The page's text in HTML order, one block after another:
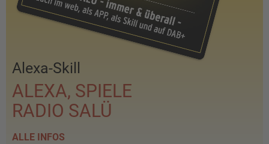
Alexa-Skill
ALEXA, SPIELE
RADIO SALÜ
ALLE INFOS